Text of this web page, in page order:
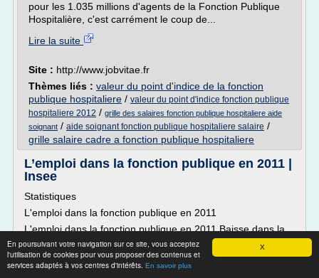
X
En poursuivant votre navigation sur ce site, vous acceptez
l'utilisation de cookies pour vous proposer des contenus et
services adaptés à vos centres d'intérêts. En savoir plus
pour les 1.035 millions d'agents de la Fonction Publique
Hospitalière, c'est carrément le coup de...
Lire la suite
Site : http://www.jobvitae.fr
Thèmes liés : valeur du point d'indice de la fonction
publique hospitaliere / valeur du point d'indice fonction publique
hospitaliere 2012 / grille des salaires fonction publique hospitaliere aide
soignant / aide soignant fonction publique hospitaliere salaire /
grille salaire cadre a fonction publique hospitaliere
L’emploi dans la fonction publique en 2011 |
Insee
Statistiques
L'emploi dans la fonction publique en 2011
L'emploi dans la fonction publique en 2011 Baisse dans la
fonction publique de l'État, hausse globale dans le versant
hospitalier
Émilie Ernst, division Exploitation de fichiers administratifs